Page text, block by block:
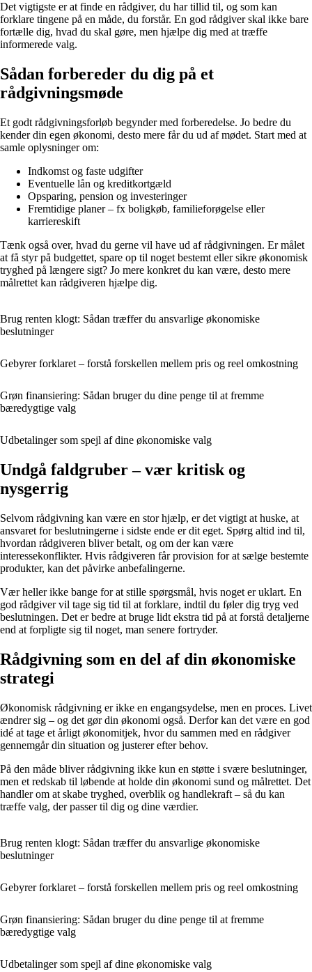
Det vigtigste er at finde en rådgiver, du har tillid til, og som kan
forklare tingene på en måde, du forstår. En god rådgiver skal ikke bare
fortælle dig, hvad du skal gøre, men hjælpe dig med at træffe
informerede valg.
Sådan forbereder du dig på et
rådgivningsmøde
Et godt rådgivningsforløb begynder med forberedelse. Jo bedre du
kender din egen økonomi, desto mere får du ud af mødet. Start med at
samle oplysninger om:
Indkomst og faste udgifter
Eventuelle lån og kreditkortgæld
Opsparing, pension og investeringer
Fremtidige planer – fx boligkøb, familieforøgelse eller
karriereskift
Tænk også over, hvad du gerne vil have ud af rådgivningen. Er målet
at få styr på budgettet, spare op til noget bestemt eller sikre økonomisk
tryghed på længere sigt? Jo mere konkret du kan være, desto mere
målrettet kan rådgiveren hjælpe dig.
Brug renten klogt: Sådan træffer du ansvarlige økonomiske
beslutninger
Gebyrer forklaret – forstå forskellen mellem pris og reel omkostning
Grøn finansiering: Sådan bruger du dine penge til at fremme
bæredygtige valg
Udbetalinger som spejl af dine økonomiske valg
Undgå faldgruber – vær kritisk og
nysgerrig
Selvom rådgivning kan være en stor hjælp, er det vigtigt at huske, at
ansvaret for beslutningerne i sidste ende er dit eget. Spørg altid ind til,
hvordan rådgiveren bliver betalt, og om der kan være
interessekonflikter. Hvis rådgiveren får provision for at sælge bestemte
produkter, kan det påvirke anbefalingerne.
Vær heller ikke bange for at stille spørgsmål, hvis noget er uklart. En
god rådgiver vil tage sig tid til at forklare, indtil du føler dig tryg ved
beslutningen. Det er bedre at bruge lidt ekstra tid på at forstå detaljerne
end at forpligte sig til noget, man senere fortryder.
Rådgivning som en del af din økonomiske
strategi
Økonomisk rådgivning er ikke en engangsydelse, men en proces. Livet
ændrer sig – og det gør din økonomi også. Derfor kan det være en god
idé at tage et årligt økonomitjek, hvor du sammen med en rådgiver
gennemgår din situation og justerer efter behov.
På den måde bliver rådgivning ikke kun en støtte i svære beslutninger,
men et redskab til løbende at holde din økonomi sund og målrettet. Det
handler om at skabe tryghed, overblik og handlekraft – så du kan
træffe valg, der passer til dig og dine værdier.
Brug renten klogt: Sådan træffer du ansvarlige økonomiske
beslutninger
Gebyrer forklaret – forstå forskellen mellem pris og reel omkostning
Grøn finansiering: Sådan bruger du dine penge til at fremme
bæredygtige valg
Udbetalinger som spejl af dine økonomiske valg